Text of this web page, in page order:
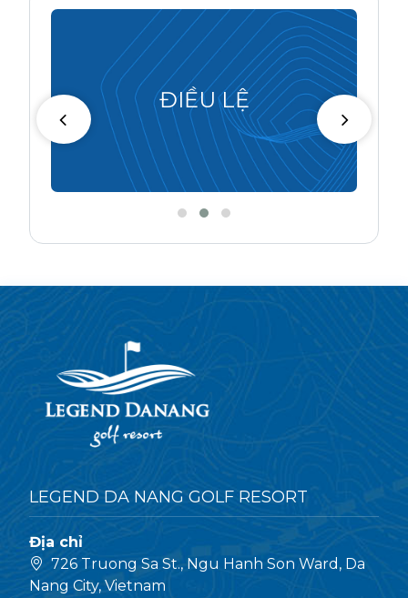
ĐIỀU LỆ
LEGEND DA NANG GOLF RESORT
Địa chỉ
726 Truong Sa St., Ngu Hanh Son Ward, Da
Nang City, Vietnam